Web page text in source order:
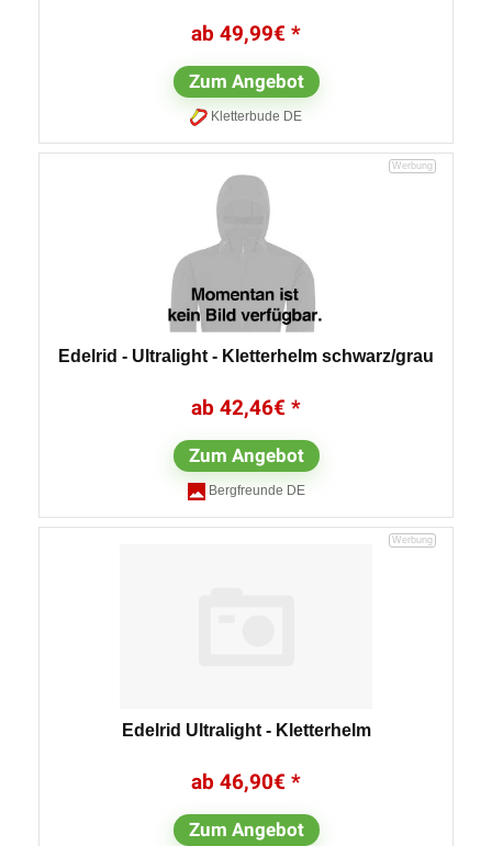
49,99€
Zum Angebot
Kletterbude DE
Edelrid - Ultralight - Kletterhelm schwarz/grau
42,46€
Zum Angebot
Bergfreunde DE
Edelrid Ultralight - Kletterhelm
46,90€
Zum Angebot